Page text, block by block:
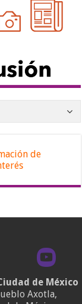
de
de México
Axotla,